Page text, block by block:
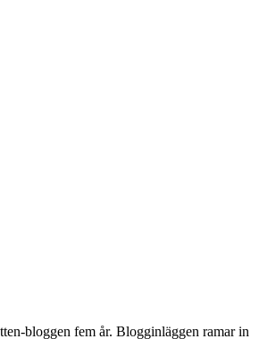
bloggen fem år. Blogginläggen ramar in